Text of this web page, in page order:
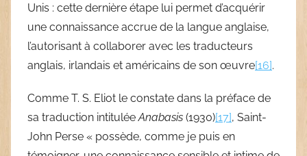
Unis : cette dernière étape lui permet d’acquérir
une connaissance accrue de la langue anglaise,
l’autorisant à collaborer avec les traducteurs
anglais, irlandais et américains de son œuvre[16].
Comme T. S. Eliot le constate dans la préface de
sa traduction intituléeAnabasis (1930)[17], Saint-
John Perse « possède, comme je puis en